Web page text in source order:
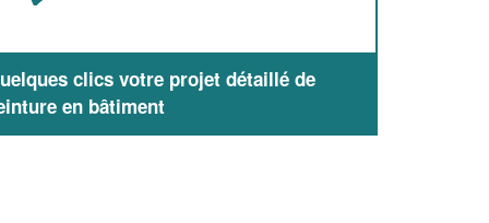
clics votre projet détaillé de
en bâtiment